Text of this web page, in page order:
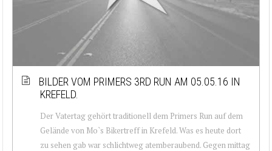
BILDER VOM PRIMERS 3RD RUN AM 05.05.16 IN
KREFELD.
Der Vatertag gehört traditionell dem Primers Run auf dem
Gelände von Mo`s Bikertreff in Krefeld. Was es heute dort
zu sehen gab war schlichtweg atemberaubend. Gegen mittag